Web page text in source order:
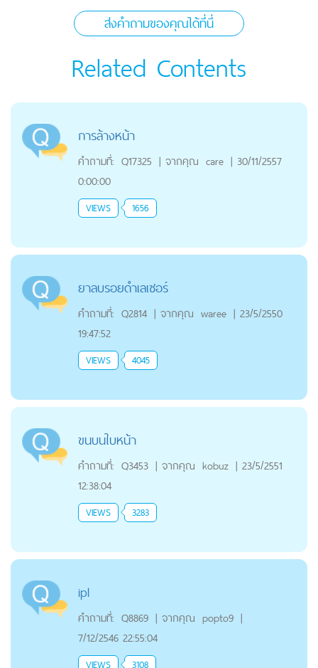
ส่งคำถามของคุณได้ที่นี่
Related Contents
การล้างหน้า
คำถามที่: Q17325 | จากคุณ care | 30/11/2557
0:00:00
VIEWS 1656
ยาลบรอยดำเลเซอร์
คำถามที่: Q2814 | จากคุณ waree | 23/5/2550
19:47:52
VIEWS 4045
ขนบนใบหน้า
คำถามที่: Q3453 | จากคุณ kobuz | 23/5/2551
12:38:04
VIEWS 3283
ipl
คำถามที่: Q8869 | จากคุณ popto9 |
7/12/2546 22:55:04
VIEWS 3108